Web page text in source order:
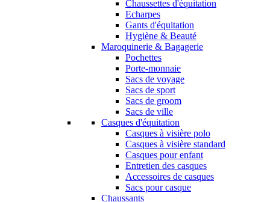
Chaussettes d'équitation
Echarpes
Gants d'équitation
Hygiène & Beauté
Maroquinerie & Bagagerie
Pochettes
Porte-monnaie
Sacs de voyage
Sacs de sport
Sacs de groom
Sacs de ville
Casques d'équitation
Casques à visière polo
Casques à visière standard
Casques pour enfant
Entretien des casques
Accessoires de casques
Sacs pour casque
Chaussants